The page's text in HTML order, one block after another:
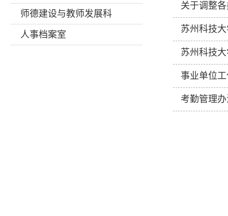
师德建设与教师发展科
人事档案室
关于调整
苏州科技
苏州科技
事业单位
考勤管理